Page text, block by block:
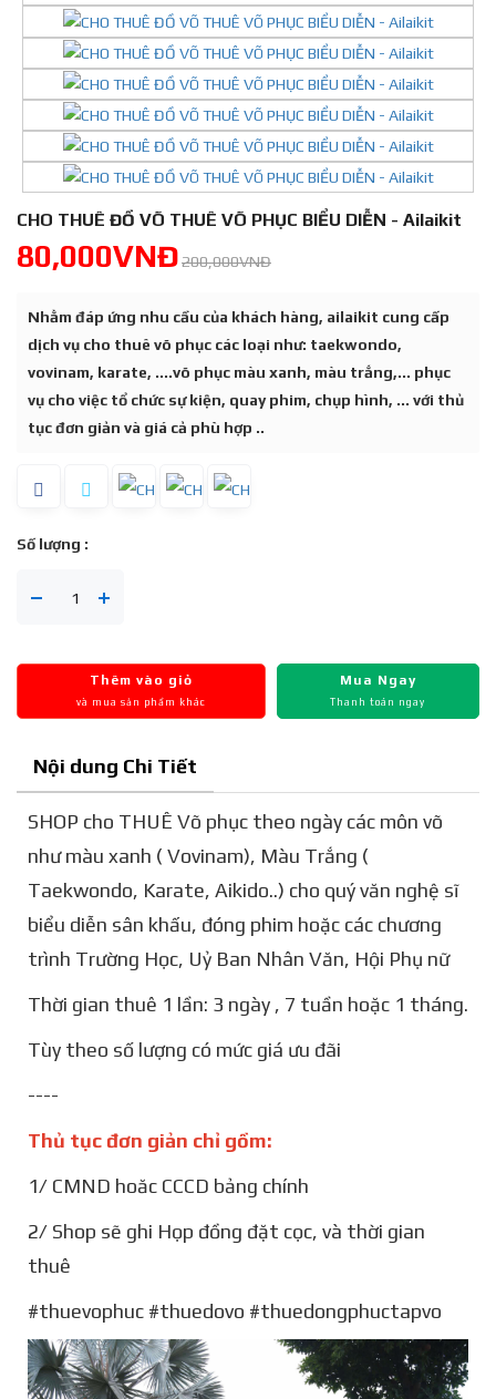
CHO THUÊ ĐỒ VÕ THUÊ VÕ PHỤC BIỂU DIỄN - Ailaikit
80,000VNĐ200,000VNĐ
Nhằm đáp ứng nhu cầu của khách hàng, ailaikit cung cấp
dịch vụ cho thuê võ phục các loại như: taekwondo,
vovinam, karate, ....võ phục màu xanh, màu trắng,... phục
vụ cho việc tổ chức sự kiện, quay phim, chụp hình, ... với thủ
tục đơn giản và giá cả phù hợp ..
Số lượng :
Thêm vào giỏ
và mua sản phẩm khác
Mua Ngay
Thanh toán ngay
Nội dung Chi Tiết
SHOP cho THUÊ Võ phục theo ngày các môn võ
như màu xanh ( Vovinam), Màu Trắng (
Taekwondo, Karate, Aikido..) cho quý văn nghệ sĩ
biểu diễn sân khấu, đóng phim hoặc các chương
trình Trường Học, Uỷ Ban Nhân Văn, Hội Phụ nữ
Thời gian thuê 1 lần: 3 ngày , 7 tuần hoặc 1 tháng.
Tùy theo số lượng có mức giá ưu đãi
----
Thủ tục đơn giản chỉ gồm:
1/ CMND hoăc CCCD bảng chính
2/ Shop sẽ ghi Họp đồng đặt cọc, và thời gian
thuê
#thuevophuc #thuedovo #thuedongphuctapvo